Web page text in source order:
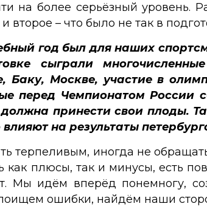
на более серьёзный уровень.
второе – что было не так в
год был для наших
сыграли
Баку, Москве, участие в
перед Чемпионатом России
должна принести свои плоды.
влияют на результаты
терпеливым, иногда не
как плюсы, так и минусы, есть
Мы идём вперёд понемногу,
ошибки, найдём наши